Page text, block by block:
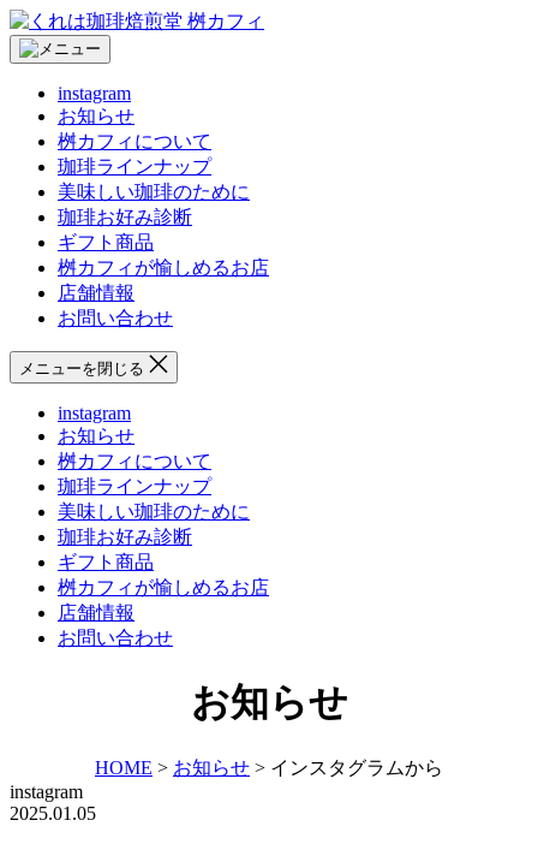
コ
ン
テ
フ
instagram
お知らせ
桝カフィについて
珈琲ラインナップ
美味しい珈琲のために
珈琲お好み診断
ギフト商品
桝カフィが愉しめるお店
店舗情報
お問い合わせ
メニューを閉じる
instagram
お知らせ
桝カフィについて
珈琲ラインナップ
美味しい珈琲のために
珈琲お好み診断
ギフト商品
桝カフィが愉しめるお店
店舗情報
お問い合わせ
お知らせ
HOME > お知らせ > インスタグラムから
instagram
2025.01.05